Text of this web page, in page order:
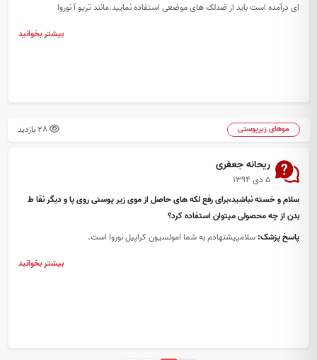
ای درآمده است باید از ضدلک های موضعی استفاده نمایید.مانند تریو آ نوروا
بیشتر بخوانید
موهای زیرپوستی 28 بازدید
ریحانه جعفری
۵ دی ۱۳۹۴
سلام و خسته نباشید،برای رفع لکه های حاصل از موی زیر پوستی روی پا و دیگر نقا ط
بدن از چه محصولی میتوان استفاده کرد؟
پاسخ پزشک: سلامپیشنهادم به شما امولسیون کراپیل نوروا است.
بیشتر بخوانید